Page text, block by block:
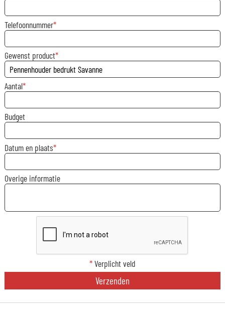
Telefoonnummer
Gewenst product
Aantal
Budget
Datum en plaats
Overige informatie
*Verplicht veld
Verzenden